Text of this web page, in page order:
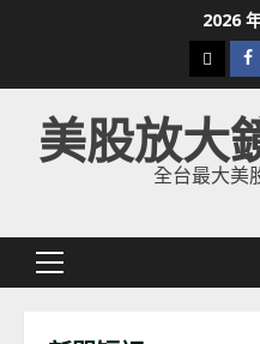
2026
下
載
美
股
美股放大
全台最大美
Primary